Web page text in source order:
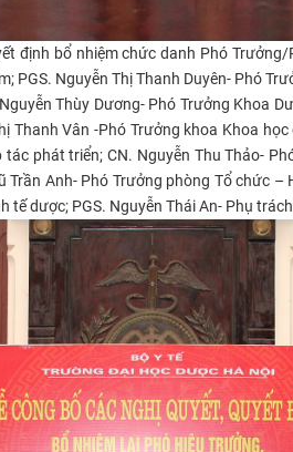
định bổ nhiệm chức danh Phó
Nguyễn Thị Thanh Duyên- Phó
Thùy Dương- Phó Trưởng Khoa
Thanh Vân -Phó Trưởng khoa Khoa học
phát triển; CN. Nguyễn Thu Thảo-
Trần Anh- Phó Trưởng phòng Tổ chức
dược; PGS. Nguyễn Thái An- Phụ